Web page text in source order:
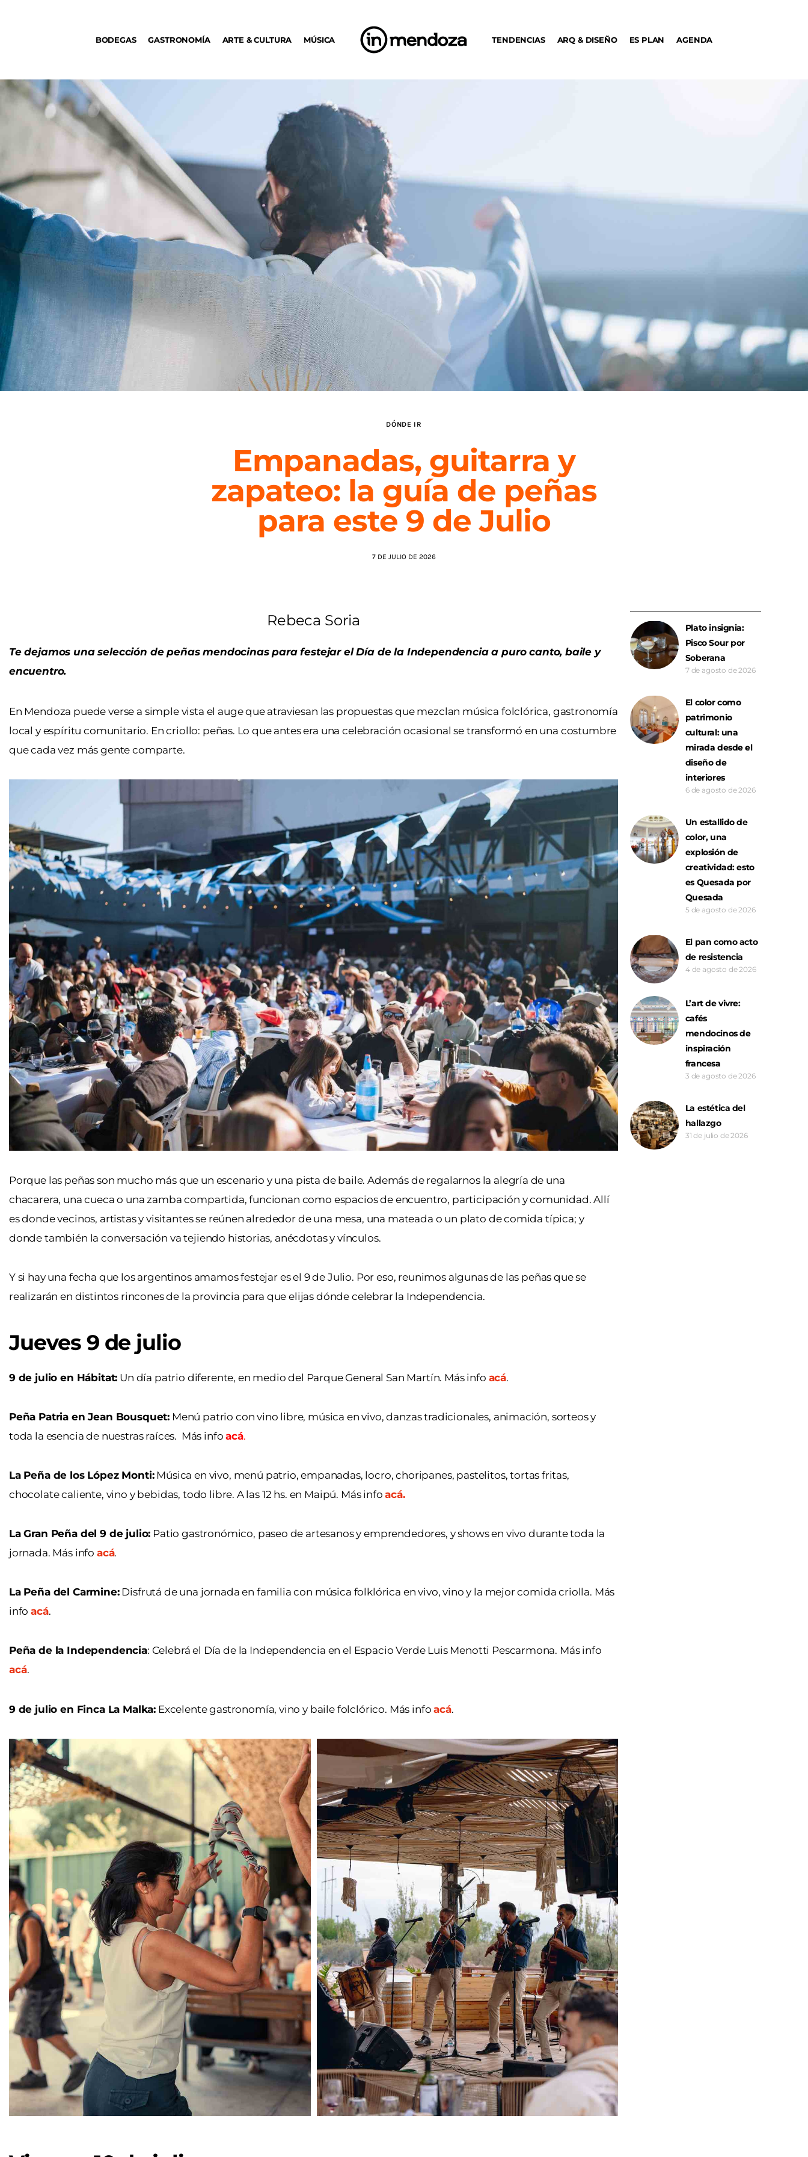
BODEGAS GASTRONOMÍA ARTE & CULTURA MÚSICA TENDENCIAS ARQ & DISEÑO ES PLAN AGENDA
MÚSICA
ARQ & DISEÑO
AGENDA
DÓNDE IR
Empanadas, guitarra y
zapateo: la guía de peñas
para este 9 de Julio
7 DE JULIO DE 2026
Rebeca Soria
Te dejamos una selección de peñas mendocinas para festejar el Día de la Independencia a puro canto, baile y
encuentro.
En Mendoza puede verse a simple vista el auge que atraviesan las propuestas que mezclan música folclórica, gastronomía
local y espíritu comunitario. En criollo: peñas. Lo que antes era una celebración ocasional se transformó en una costumbre
que cada vez más gente comparte.
Porque las peñas son mucho más que un escenario y una pista de baile. Además de regalarnos la alegría de una
chacarera, una cueca o una zamba compartida, funcionan como espacios de encuentro, participación y comunidad. Allí
es donde vecinos, artistas y visitantes se reúnen alrededor de una mesa, una mateada o un plato de comida típica; y
donde también la conversación va tejiendo historias, anécdotas y vínculos.
Y si hay una fecha que los argentinos amamos festejar es el 9 de Julio. Por eso, reunimos algunas de las peñas que se
realizarán en distintos rincones de la provincia para que elijas dónde celebrar la Independencia.
Jueves 9 de julio
9 de julio en Hábitat: Un día patrio diferente, en medio del Parque General San Martín. Más info acá.
Peña Patria en Jean Bousquet: Menú patrio con vino libre, música en vivo, danzas tradicionales, animación, sorteos y
toda la esencia de nuestras raíces. Más infoacá.
La Peña de los López Monti:Música en vivo, menú patrio, empanadas, locro, choripanes, pastelitos, tortas fritas,
chocolate caliente, vino y bebidas, todo libre. A las 12 hs. en Maipú. Más infoacá.
La Gran Peña del 9 de julio: Patio gastronómico, paseo de artesanos y emprendedores, y shows en vivo durante toda la
jornada. Más info acá.
La Peña del Carmine:Disfrutá de una jornada en familia con música folklórica en vivo, vino y la mejor comida criolla. Más
infoacá.
Peña de la Independencia: Celebrá el Día de la Independencia en el Espacio Verde Luis Menotti Pescarmona. Más info
acá.
9 de julio en Finca La Malka: Excelente gastronomía, vino y baile folclórico. Más infoacá.
Plato insignia:
Pisco Sour por
Soberana
7 de agosto de 2026
El color como
patrimonio
cultural: una
mirada desde el
diseño de
interiores
6 de agosto de 2026
Un estallido de
color, una
explosión de
creatividad: esto
es Quesada por
Quesada
5 de agosto de 2026
El pan como acto
de resistencia
4 de agosto de 2026
L’art de vivre:
cafés
mendocinos de
inspiración
francesa
3 de agosto de 2026
La estética del
hallazgo
31 de julio de 2026